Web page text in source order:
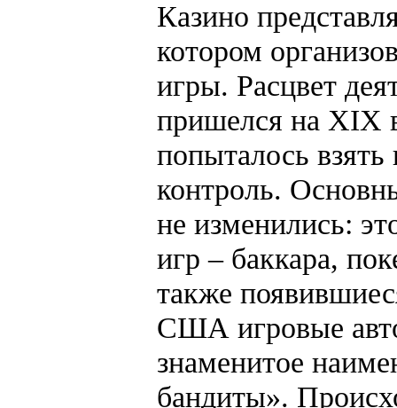
Казино
котором
азартные игры.
пришелся на XIX
попыталось
контроль.
не изменились:
игр – баккара,
также
США игровые
знаменитое
бандиты».